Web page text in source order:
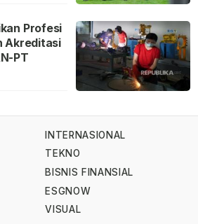
Profesi
Akreditasi
PT
INTERNASIONAL
TEKNO
BISNIS FINANSIAL
ESGNOW
VISUAL